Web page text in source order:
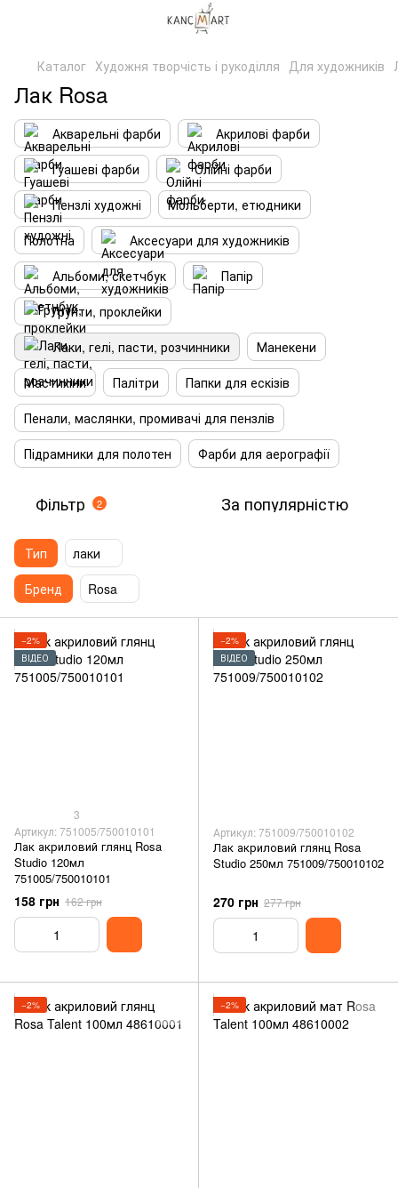
Каталог Художня творчість і рукоділля Для художників
Лак Rosa
Акварельні фарби
Акрилові фарби
Гуашеві фарби
Олійні фарби
Пензлі художні
Мольберти, етюдники
Полотна
Аксесуари для художників
Альбоми, скетчбук
Папір
Грунти, проклейки
Лаки, гелі, пасти, розчинники
Манекени
Мастихіни
Палітри
Папки для ескізів
Пенали, маслянки, промивачі для пензлів
Підрамники для полотен
Фарби для аерографії
Фільтр 2 За популярністю
Тип
лаки
Бренд
Rosa
−2%
ВІДЕО
3
Артикул: 751005/750010101
Лак акриловий глянц Rosa
Studio 120мл
751005/750010101
158 грн 162 грн
−2%
ВІДЕО
Артикул: 751009/750010102
Лак акриловий глянц Rosa
Studio 250мл 751009/750010102
270 грн 277 грн
−2% −2%